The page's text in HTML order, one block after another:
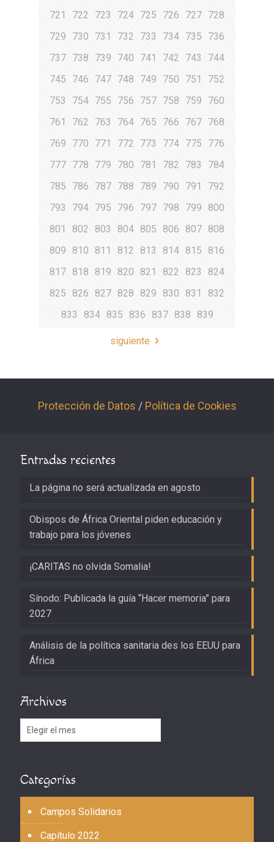
721
722 723 724 725 726 727 728
729
730 731 732 733 734 735
736
737 738 739 740 741 742 743
744
745
746 747 748 749 750 751
752
753
754 755 756 757 758 759
760
761
762 763 764 765 766 767 768
769
770 771 772 773 774 775
776
777 778 779 780 781 782 783
784
785
786 787 788 789 790 791
792
793
794 795 796 797 798 799
800
801
802 803 804 805 806 807 808
809
810 811 812 813 814 815
816
817 818 819 820 821 822 823
824
825
826 827 828 829 830 831
832
833
834 835 836 837 838 839
siguiente
Protección de Datos / Política de Cookies
Entradas recientes
La página no será actualizada en agosto
Obispos de África Oriental piden educación y
trabajo para los jóvenes
¡CARITAS no olvida Somalia!
Sínodo: Publicada la guía “Hacer memoria” para
2027
Análisis de la política sanitaria des los EEUU para
África
Archivos
Archivos
Categorías
Campos Solidarios
Capítulo 2022